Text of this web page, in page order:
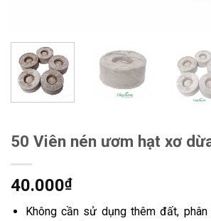
50 Viên nén ươm hạt xơ
40.000₫
Không cần sử dụng thêm đất,